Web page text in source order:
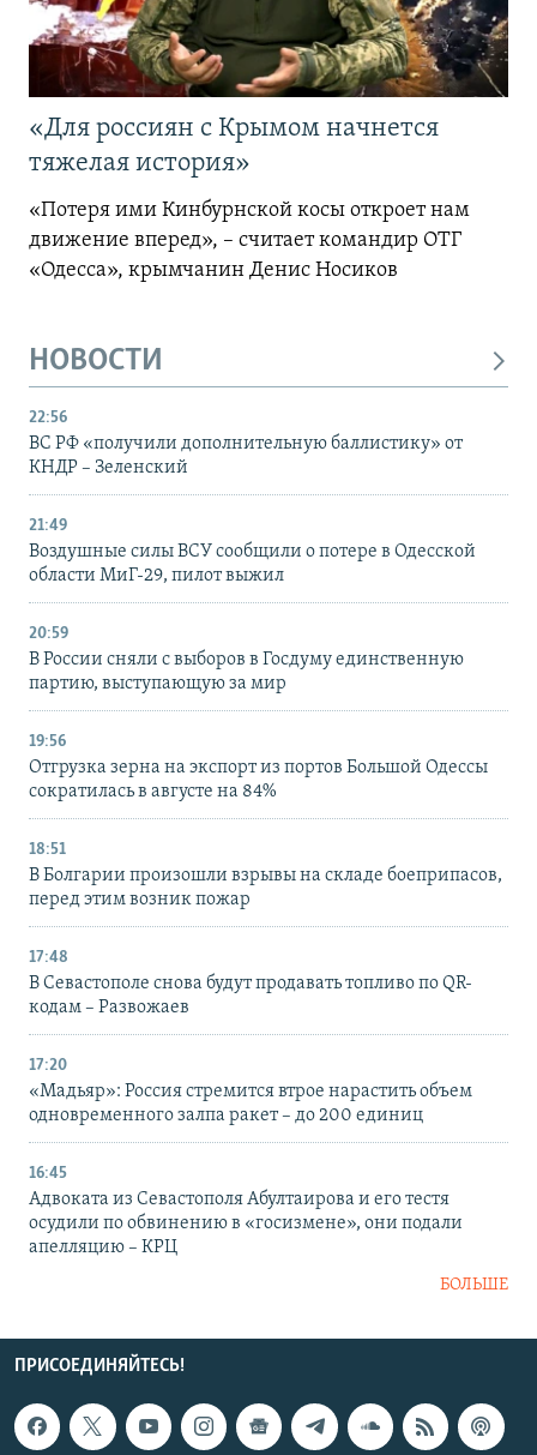
«Для россиян с Крымом начнется
тяжелая история»
«Потеря ими Кинбурнской косы откроет нам
движение вперед», – считает командир ОТГ
«Одесса», крымчанин Денис Носиков
НОВОСТИ
22:56
ВС РФ «получили дополнительную баллистику» от
КНДР – Зеленский
21:49
Воздушные силы ВСУ сообщили о потере в Одесской
области МиГ-29, пилот выжил
20:59
В России сняли с выборов в Госдуму единственную
партию, выступающую за мир
19:56
Отгрузка зерна на экспорт из портов Большой Одессы
сократилась в августе на 84%
18:51
В Болгарии произошли взрывы на складе боеприпасов,
перед этим возник пожар
17:48
В Севастополе снова будут продавать топливо по QR-
кодам – Развожаев
17:20
«Мадьяр»: Россия стремится втрое нарастить объем
одновременного залпа ракет – до 200 единиц
16:45
Адвоката из Севастополя Абултаирова и его тестя
осудили по обвинению в «госизмене», они подали
апелляцию – КРЦ
БОЛЬШЕ
ПРИСОЕДИНЯЙТЕСЬ!